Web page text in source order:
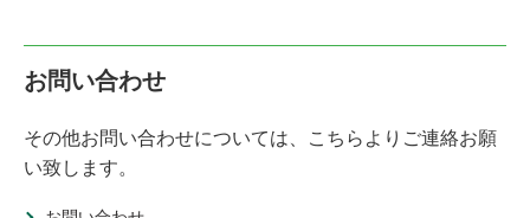
お問い合わせ
その他お問い合わせについては、こちらよりご連絡お願
い致します。